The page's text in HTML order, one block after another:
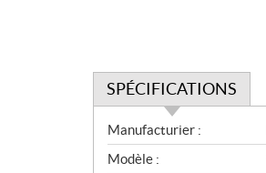
SPÉCIFICATIONS
S
p
Manufacturier :
Modèle :